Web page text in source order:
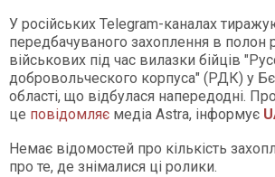
У російських Telegram-каналах
передбачуваного захоплення в полон
військових під час вилазки бійців
добровольческого корпуса" (РДК) у
області, що відбулася напередодні. Про
це повідомляє медіа Astra, інформує
Немає відомостей про кількість
про те, де знімалися ці ролики.